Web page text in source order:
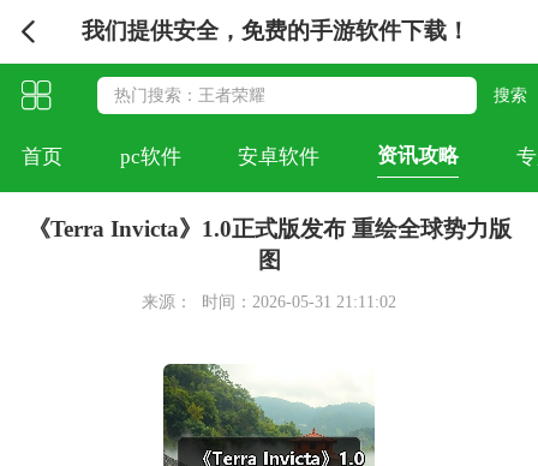
我们提供安全，免费的手游软件下载！
首页 pc软件 安卓软件 资讯攻略
《Terra Invicta》1.0正式版发布 重绘全球势力版
图
来源： 时间：2026-05-31 21:11:02